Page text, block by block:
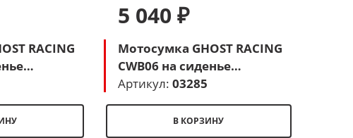
RACING
5 040 ₽
Мотосумка GHOST RACING
CWB06 на сиденье
(черный-красный)
Артикул: 03285
В КОРЗИНУ